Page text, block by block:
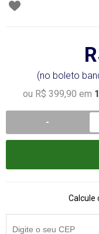
(no boleto
ou R$ 399,90 em
-
Calcule